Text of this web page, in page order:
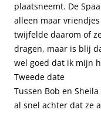
plaatsneemt. De
alleen maar
twijfelde daarom of
dragen, maar is blij
wel goed dat ik mijn
Tweede date
Tussen Bob en
al snel achter dat ze